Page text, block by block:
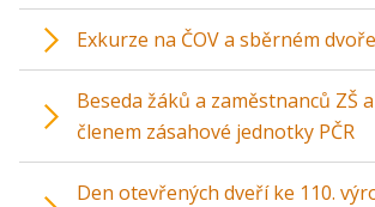
Exkurze na ČOV a sběrném
Beseda žáků a zaměstnanců ZŠ
členem zásahové jednotky PČR
Den otevřených dveří ke 110.